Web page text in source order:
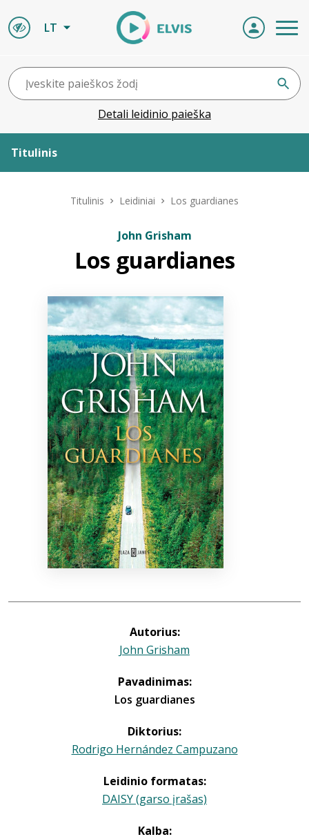
LT
Detali leidinio paieška
Titulinis
ELVIS atvyksta
Naujienos
Bibliotekoms
+370 667 80 541
info@elvislab.lt
Titulinis Leidiniai Los guardianes
John Grisham
Los guardianes
Autorius:
John Grisham
Pavadinimas:
Los guardianes
Diktorius:
Rodrigo Hernández Campuzano
Leidinio formatas:
DAISY (garso įrašas)
Kalba: